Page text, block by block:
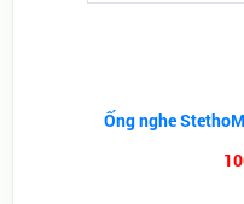
Ống nghe